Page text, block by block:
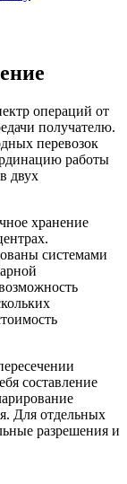
операций от
получателю.
перевозок
работы
двух
хранение
системами
составление
Для отдельных
разрешения и